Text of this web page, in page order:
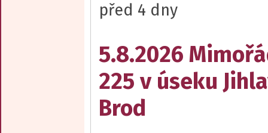
před 4 dny
5.8.2026
225 v úseku
Brod